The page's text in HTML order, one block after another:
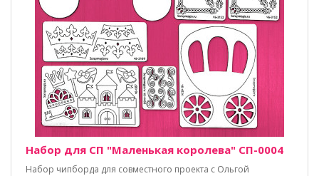
Набор для СП "Маленькая королева" СП-0004
Набор чипборда для совместного проекта с Ольгой